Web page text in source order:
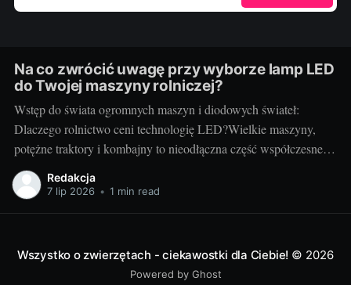
Na co zwrócić uwagę przy wyborze lamp LED
do Twojej maszyny rolniczej?
Wstęp do świata ogromnych maszyn i diodowych świateł:
Dlaczego rolnictwo ceni technologię LED?Wielkie maszyny,
potężne traktory i kombajny to nieodłączna część współczesnego
rolnictwa. Każdy kto prowadzi gospodarstwo wie, jak ważna jest
niezawodność i efektywność sprzętu - tak jak dobrze dobrany
Redakcja
7 lip 2026 • 1 min read
Wszystko o zwierzętach - ciekawostki dla Ciebie! © 2026
Powered by Ghost